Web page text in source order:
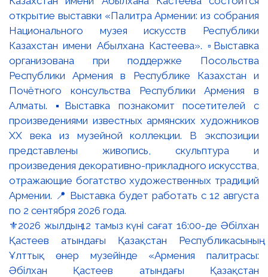
⚜️2026 жылдың 12 тамыз күні сағат 16:00-де Әбілхан
Қастеев атындағы Қазақстан Республикасының
Ұлттық өнер музейінде «Армения палитрасы:
Әбілхан Қастеев атындағы Қазақстан